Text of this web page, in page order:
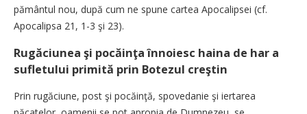
pământul nou, după cum ne spune cartea Apocalipsei (cf.
Apocalipsa 21, 1-3 şi 23).
Rugăciunea şi pocăinţa înnoiesc haina de har a
sufletului primită prin Botezul creştin
Prin rugăciune, post şi pocăinţă, spovedanie şi iertarea